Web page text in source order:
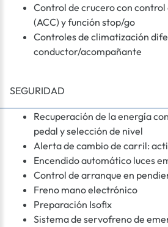
Control de crucero con
(ACC) y función stop/go
Controles de climatización
conductor/acompañante
SEGURIDAD
Recuperación de la energía
pedal y selección de nivel
Alerta de cambio de carril:
Encendido automático luces
Control de arranque en
Freno mano electrónico
Preparación Isofix
Sistema de servofreno de